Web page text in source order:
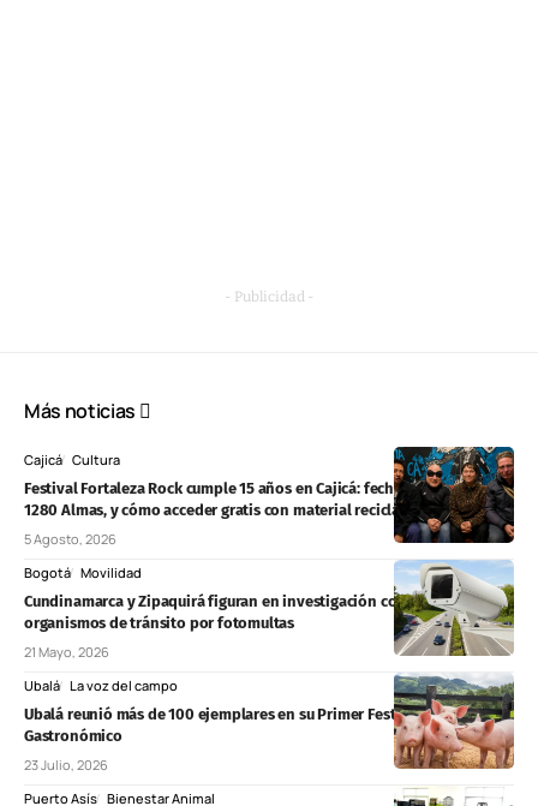
- Publicidad -
Más noticias
Cajicá Cultura
Festival Fortaleza Rock cumple 15 años en Cajicá: fechas, La Mosca y
1280 Almas, y cómo acceder gratis con material reciclable
5 Agosto, 2026
Bogotá Movilidad
Cundinamarca y Zipaquirá figuran en investigación contra 37
organismos de tránsito por fotomultas
21 Mayo, 2026
Ubalá La voz del campo
Ubalá reunió más de 100 ejemplares en su Primer Festival Porcino y
Gastronómico
23 Julio, 2026
Puerto Asís Bienestar Animal